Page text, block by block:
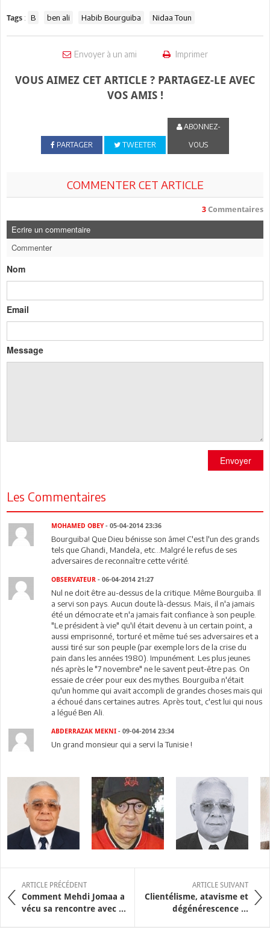
Tags : B ben ali Habib Bourguiba Nidaa Toun
Envoyer à un ami Imprimer
VOUS AIMEZ CET ARTICLE ? PARTAGEZ-LE AVEC
VOS AMIS !
PARTAGER TWEETER
ABONNEZ-
VOUS
COMMENTER CET ARTICLE
3 Commentaires
Ecrire un commentaire
Commenter
Nom
Email
Message
Envoyer
Les Commentaires
MOHAMED OBEY- 05-04-2014 23:36
Bourguiba! Que Dieu bénisse son âme! C'est l'un des grands
tels que Ghandi, Mandela, etc...Malgré le refus de ses
adversaires de reconnaître cette vérité.
OBSERVATEUR - 06-04-2014 21:27
Nul ne doit être au-dessus de la critique. Même Bourguiba. Il
a servi son pays. Aucun doute là-dessus. Mais, il n'a jamais
été un démocrate et n'a jamais fait confiance à son peuple.
"Le président à vie" qu'il était devenu à un certain point, a
aussi emprisonné, torturé et même tué ses adversaires et a
aussi tiré sur son peuple (par exemple lors de la crise du
pain dans les années 1980). Impunément. Les plus jeunes
nés après le "7 novembre" ne le savent peut-être pas. On
essaie de créer pour eux des mythes. Bourguiba n'était
qu'un homme qui avait accompli de grandes choses mais qui
a échoué dans certaines autres. Après tout, c'est lui qui nous
a légué Ben Ali.
ABDERRAZAK MEKNI - 09-04-2014 23:34
Un grand monsieur qui a servi la Tunisie !
ARTICLE PRÉCÉDENT
Comment Mehdi Jomaa a
vécu sa rencontre avec ...
ARTICLE SUIVANT
Clientélisme, atavisme et
dégénérescence ...